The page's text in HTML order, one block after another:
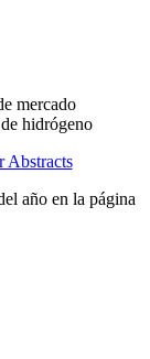
mercado
hidrógeno
Abstracts
año en la página